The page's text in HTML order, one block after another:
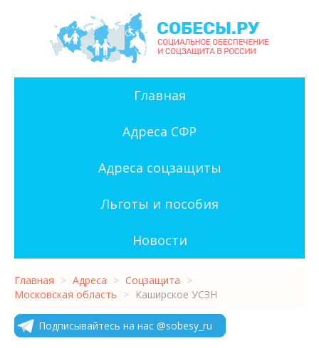
Главная
Адреса СФР
Адреса соцзащиты
Льготы и пособия
Новости
Главная > Адреса > Соцзащита >
Московская область > Каширское УСЗН
Подписывайтесь на нас @sobesy_ru